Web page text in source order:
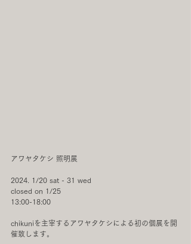
アワヤタケシ 照明展
2024. 1/20 sat - 31 wed
closed on 1/25
13:00-18:00
chikuniを主宰するアワヤタケシによる初の個展を開
催致します。